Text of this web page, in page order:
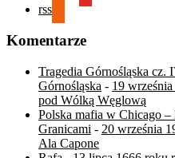
rss
Komentarze
Tragedia Górnośląska cz.
Górnośląska - 19 września
pod Wólką Węglową
Polska mafia w Chicago
Granicami - 20 września
Ala Capone